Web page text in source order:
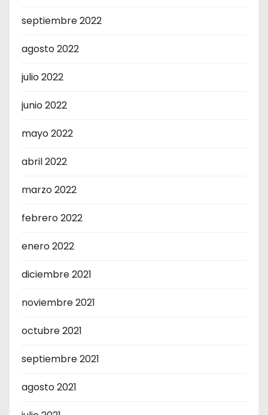
septiembre 2022
agosto 2022
julio 2022
junio 2022
mayo 2022
abril 2022
marzo 2022
febrero 2022
enero 2022
diciembre 2021
noviembre 2021
octubre 2021
septiembre 2021
agosto 2021